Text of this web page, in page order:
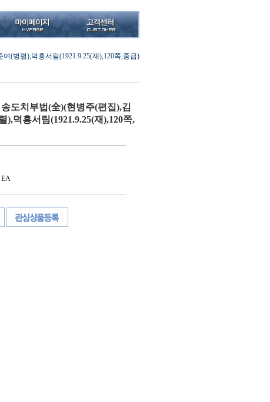
(병렬),덕흥서림(1921.9.25(재),120쪽,중급)
도치부법(全)(현병주(편집),김
),덕흥서림(1921.9.25(재),120쪽,
EA